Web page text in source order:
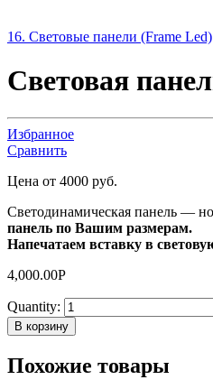
16. Световые панели (Frame Led)
Световая
Избранное
Сравнить
Цена от 4000 руб.
Светодинамическая панель —
панель по Вашим размерам.
Напечатаем вставку в
4,000.00Р
Quantity:
В корзину
Похожие товары